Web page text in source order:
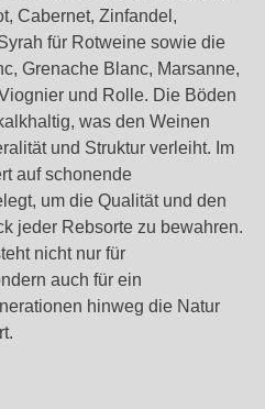
Cabernet, Zinfandel,
für Rotweine sowie die
Grenache Blanc, Marsanne,
und Rolle. Die Böden
was den Weinen
und Struktur verleiht. Im
auf schonende
um die Qualität und den
jeder Rebsorte zu bewahren.
nicht nur für
auch für ein
hinweg die Natur